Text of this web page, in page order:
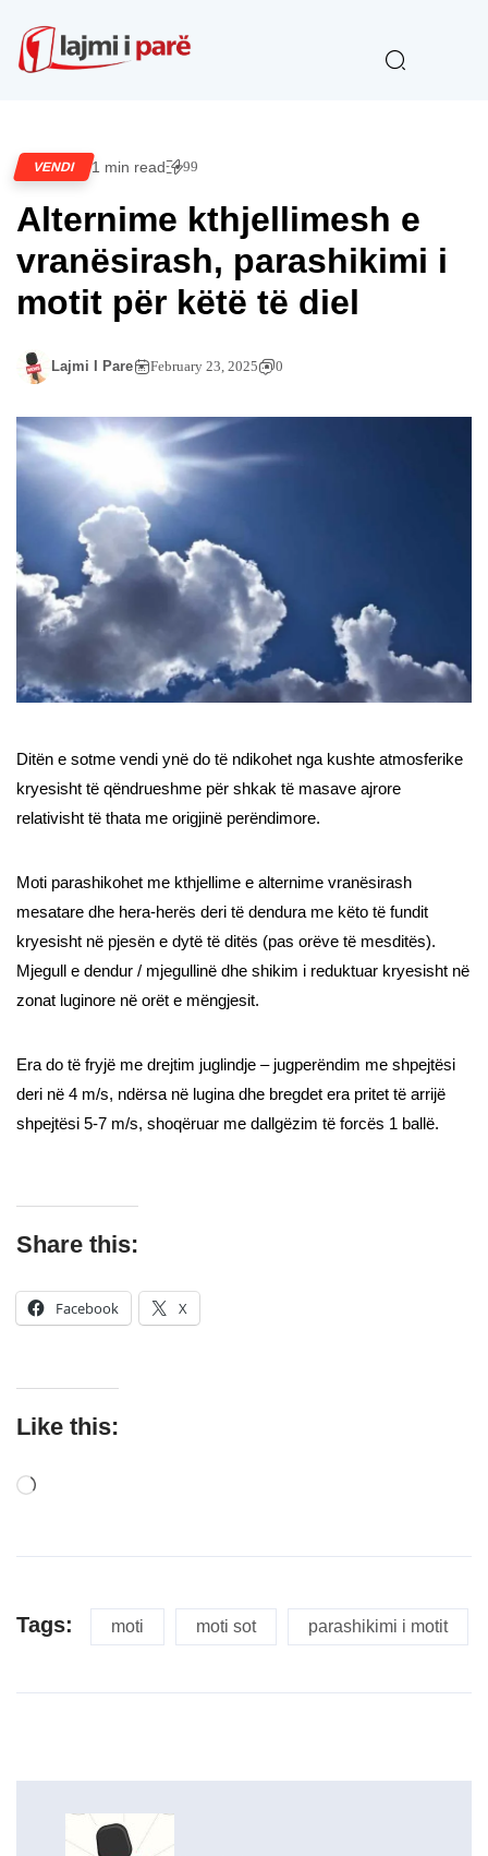
VENDI 1 min read 99
Alternime kthjellimesh e
vranësirash, parashikimi i
motit për këtë të diel
Lajmi I Pare February 23, 2025 0
Ditën e sotme vendi ynë do të ndikohet nga kushte atmosferike
kryesisht të qëndrueshme për shkak të masave ajrore
relativisht të thata me origjinë perëndimore.
Moti parashikohet me kthjellime e alternime vranësirash
mesatare dhe hera-herës deri të dendura me këto të fundit
kryesisht në pjesën e dytë të ditës (pas orëve të mesditës).
Mjegull e dendur / mjegullinë dhe shikim i reduktuar kryesisht në
zonat luginore në orët e mëngjesit.
Era do të fryjë me drejtim juglindje – jugperëndim me shpejtësi
deri në 4 m/s, ndërsa në lugina dhe bregdet era pritet të arrijë
shpejtësi 5-7 m/s, shoqëruar me dallgëzim të forcës 1 ballë.
Share this:
Facebook X
Like this:
Tags: moti moti sot parashikimi i motit